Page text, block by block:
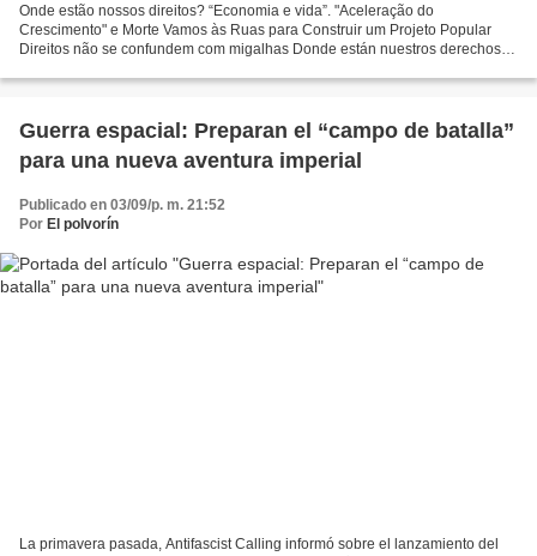
Onde estão nossos direitos? “Economia e vida”. "Aceleração do
Crescimento" e Morte Vamos às Ruas para Construir um Projeto Popular
Direitos não se confundem com migalhas Donde están nuestros derechos?
Guerra espacial: Preparan el “campo de batalla”
para una nueva aventura imperial
Publicado en 03/09/p. m. 21:52
Por El polvorín
La primavera pasada, Antifascist Calling informó sobre el lanzamiento del